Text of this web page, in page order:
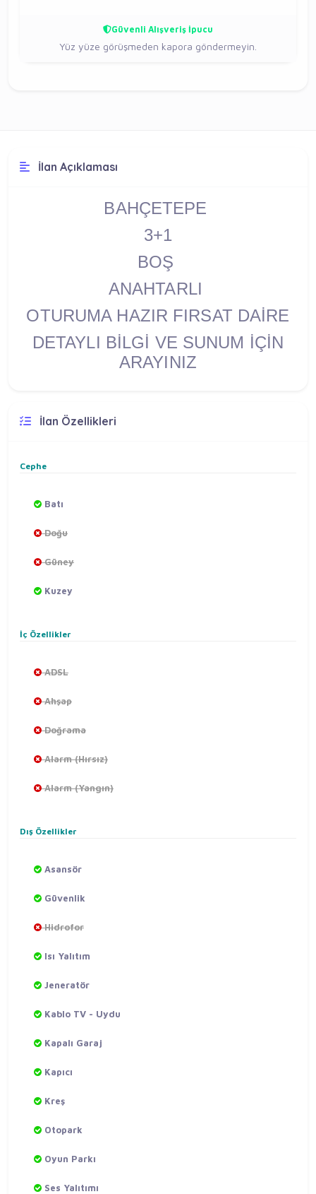
Güvenli Alışveriş İpucu
Yüz yüze görüşmeden kapora göndermeyin.
İlan Açıklaması
BAHÇETEPE
3+1
BOŞ
ANAHTARLI
OTURUMA HAZIR FIRSAT DAİRE
DETAYLI BİLGİ VE SUNUM İÇİN
ARAYINIZ
İlan Özellikleri
Cephe
Batı
Doğu
Güney
Kuzey
İç Özellikler
ADSL
Ahşap
Doğrama
Alarm (Hırsız)
Alarm (Yangın)
Dış Özellikler
Asansör
Güvenlik
Hidrofor
Isı Yalıtım
Jeneratör
Kablo TV - Uydu
Kapalı Garaj
Kapıcı
Kreş
Otopark
Oyun Parkı
Ses Yalıtımı